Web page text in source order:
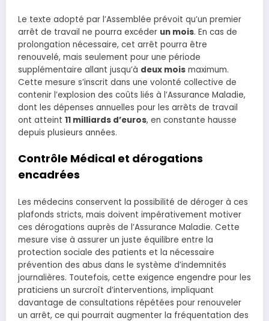
Le texte adopté par l’Assemblée prévoit qu’un premier
arrêt de travail ne pourra excéder un mois. En cas de
prolongation nécessaire, cet arrêt pourra être
renouvelé, mais seulement pour une période
supplémentaire allant jusqu’à deux mois maximum.
Cette mesure s’inscrit dans une volonté collective de
contenir l’explosion des coûts liés à l’Assurance Maladie,
dont les dépenses annuelles pour les arrêts de travail
ont atteint 11 milliards d’euros, en constante hausse
depuis plusieurs années.
Contrôle Médical et dérogations
encadrées
Les médecins conservent la possibilité de déroger à ces
plafonds stricts, mais doivent impérativement motiver
ces dérogations auprès de l’Assurance Maladie. Cette
mesure vise à assurer un juste équilibre entre la
protection sociale des patients et la nécessaire
prévention des abus dans le système d’indemnités
journalières. Toutefois, cette exigence engendre pour les
praticiens un surcroît d’interventions, impliquant
davantage de consultations répétées pour renouveler
un arrêt, ce qui pourrait augmenter la fréquentation des